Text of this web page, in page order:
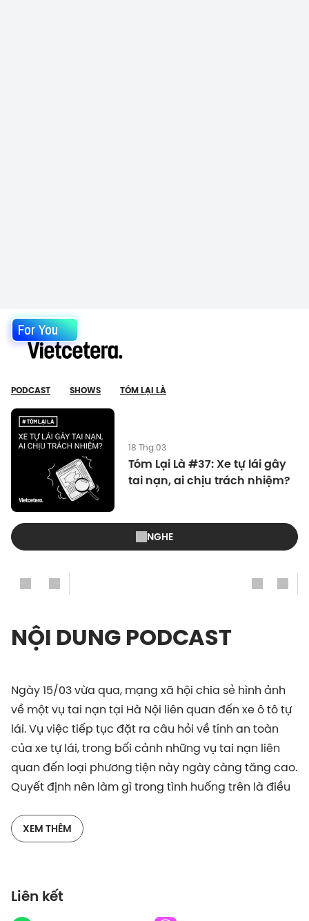
For You
PODCAST SHOWS TÓM LẠI LÀ
18 Thg 03
Tóm Lại Là #37: Xe tự lái gây
tai nạn, ai chịu trách nhiệm?
NGHE
NỘI DUNG PODCAST
Ngày 15/03 vừa qua, mạng xã hội chia sẻ hình ảnh
về một vụ tai nạn tại Hà Nội liên quan đến xe ô tô tự
lái. Vụ việc tiếp tục đặt ra câu hỏi về tính an toàn
của xe tự lái, trong bối cảnh những vụ tai nạn liên
quan đến loại phương tiện này ngày càng tăng cao.
Quyết định nên làm gì trong tình huống trên là điều
Để tìm hiểu thêm về các góc nhìn liên quan đến xe
tự lái từ khía cạnh đạo đức, hãy nghe những chia sẻ
XEM THÊM
Liên kết